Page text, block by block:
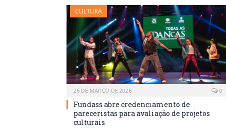
CULTURA
26 DE MARÇO DE 2026 0
Fundass abre credenciamento de
pareceristas para avaliação de projetos
culturais